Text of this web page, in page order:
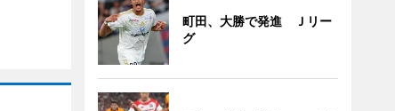
町田、大勝で発進 Ｊリー
グ